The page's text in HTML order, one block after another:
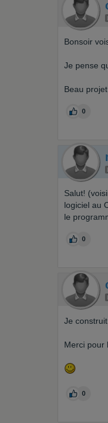
Bonsoir
Je pense
Beau projet
0
Salut!
logiciel au
le
0
Je
Merci pour
0